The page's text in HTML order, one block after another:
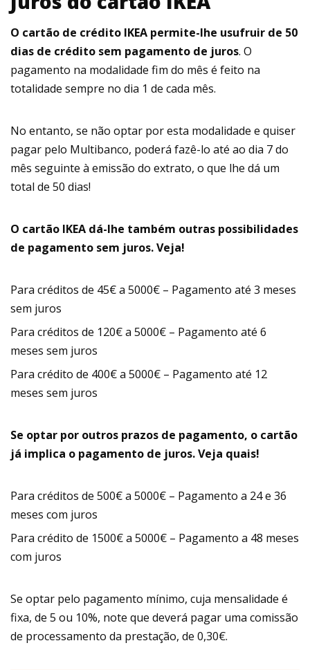
O cartão de crédito IKEA permite-lhe usufruir de 50
dias de crédito sem pagamento de juros. O
pagamento na modalidade fim do mês é feito na
totalidade sempre no dia 1 de cada mês.
No entanto, se não optar por esta modalidade e quiser
pagar pelo Multibanco, poderá fazê-lo até ao dia 7 do
mês seguinte à emissão do extrato, o que lhe dá um
total de 50 dias!
O cartão IKEA dá-lhe também outras possibilidades
de pagamento sem juros. Veja!
Para créditos de 45€ a 5000€ – Pagamento até 3 meses
sem juros
Para créditos de 120€ a 5000€ – Pagamento até 6
meses sem juros
Para crédito de 400€ a 5000€ – Pagamento até 12
meses sem juros
Se optar por outros prazos de pagamento, o cartão
já implica o pagamento de juros. Veja quais!
Para créditos de 500€ a 5000€ – Pagamento a 24 e 36
meses com juros
Para crédito de 1500€ a 5000€ – Pagamento a 48 meses
com juros
Se optar pelo pagamento mínimo, cuja mensalidade é
fixa, de 5 ou 10%, note que deverá pagar uma comissão
de processamento da prestação, de 0,30€.